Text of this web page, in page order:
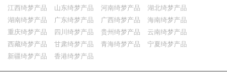
江西绮梦产品
山东绮梦产品 河南绮梦产品
湖北绮梦产品
湖南绮梦产品
广东绮梦产品 广西绮梦产品
海南绮梦产品
重庆绮梦产品
四川绮梦产品 贵州绮梦产品
云南绮梦产品
西藏绮梦产品
甘肃绮梦产品 青海绮梦产品
宁夏绮梦产品
新疆绮梦产品
香港绮梦产品